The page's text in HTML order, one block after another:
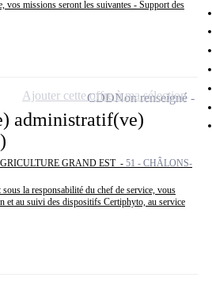
vos missions seront les suivantes - Support des
administratif(ve)
GRAND EST - 51 - CHÂLONS-
sous la responsabilité du chef de service, vous
et au suivi des dispositifs Certiphyto, au service
CDDNon renseigné
Ajouter cette offre à ma sélection